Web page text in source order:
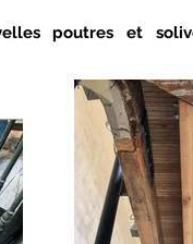
poutres et